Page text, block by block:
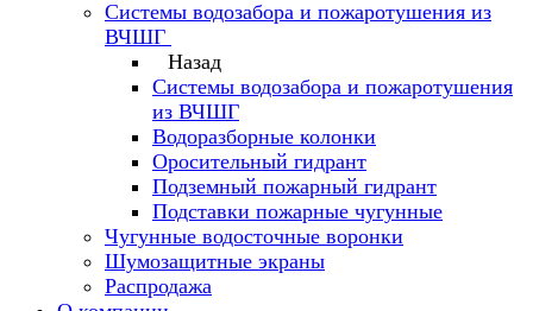
Системы водозабора и пожаротушения из
ВЧШГ
Назад
Системы водозабора и пожаротушения
из ВЧШГ
Водоразборные колонки
Оросительный гидрант
Подземный пожарный гидрант
Подставки пожарные чугунные
Чугунные водосточные воронки
Шумозащитные экраны
Распродажа